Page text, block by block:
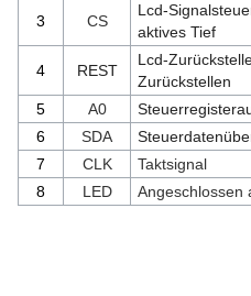
3 CS
Lcd-
aktives Tief
4 REST
Lcd-
Zurückstellen
5
A0
6
SDA
7
CLK
Taktsignal
8
LED Angeschlossen